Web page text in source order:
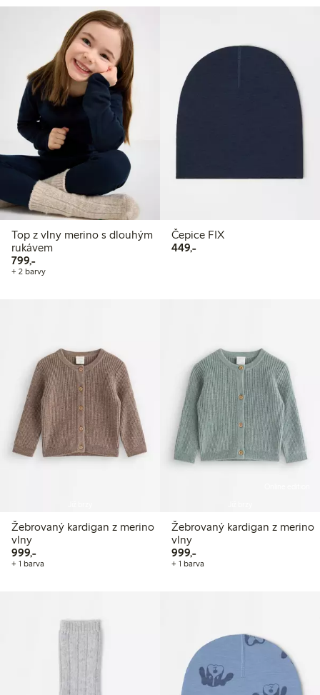
Top z vlny merino s dlouhým
rukávem
799,-799,00 Kč
+ 2 barvy
Čepice FIX
449,-449,00 Kč
Žebrovaný kardigan z merino
vlny
999,-999,00 Kč
+ 1 barva
Žebrovaný kardigan z merino
vlny
999,-999,00 Kč
+ 1 barva